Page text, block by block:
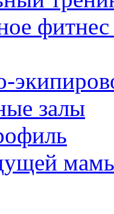
фитнес
залы